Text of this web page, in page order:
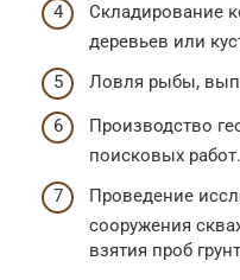
Складирование
деревьев или
Ловля рыбы,
Производство
поисковых работ.
Проведение
сооружения
взятия проб